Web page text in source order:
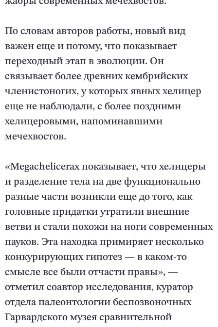
По словам авторов работы, новый вид
важен еще и потому, что показывает
переходный этап в эволюции. Он
связывает более древних кембрийских
членистоногих, у которых явных хелицер
еще не наблюдали, с более поздними
хелицеровыми, напоминавшими
мечехвостов.
«Megachelicerax показывает, что хелицеры
и разделение тела на две функционально
разные части возникли еще до того, как
головные придатки утратили внешние
ветви и стали похожи на ноги современных
пауков. Эта находка примиряет несколько
конкурирующих гипотез — в каком-то
смысле все были отчасти правы», —
отметил соавтор исследования, куратор
отдела палеонтологии беспозвоночных
Гарвардского музея сравнительной